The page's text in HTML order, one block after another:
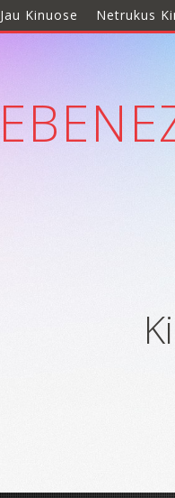
Jau Kinuose Netrukus